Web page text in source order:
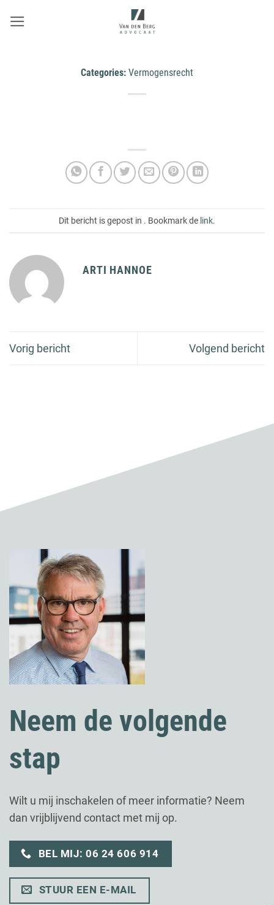
naar
Categories: Vermogensrecht
Dit bericht is gepost in . Bookmark de link.
ARTI HANNOE
Vorig bericht Volgend bericht
Neem de volgende
stap
Wilt u mij inschakelen of meer informatie? Neem
dan vrijblijvend contact met mij op.
BEL MIJ: 06 24 606 914
STUUR EEN E-MAIL